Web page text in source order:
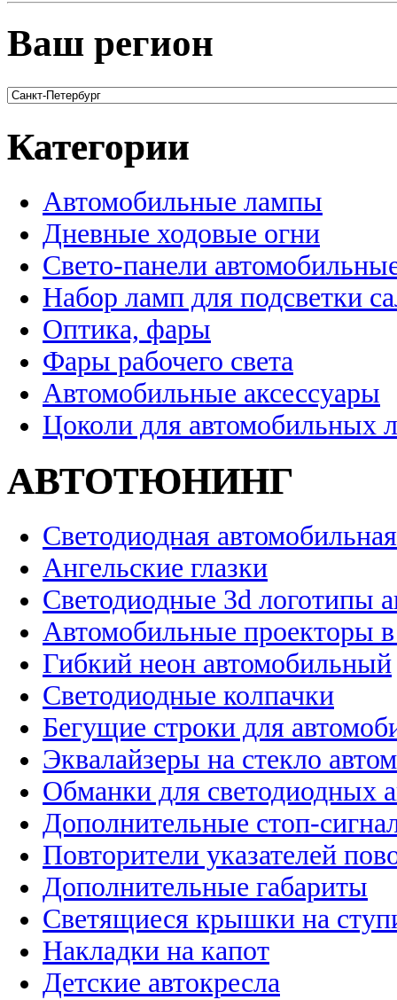
Ваш регион
Категории
Автомобильные лампы
Дневные ходовые огни
Свето-панели
Набор ламп для подсветки
Оптика, фары
Фары рабочего света
Автомобильные аксессуары
Цоколи для автомобильных
АВТОТЮНИНГ
Светодиодная
Ангельские глазки
Светодиодные 3d логотипы
Автомобильные проекторы
Гибкий неон автомобильный
Светодиодные колпачки
Бегущие строки для
Эквалайзеры на стекло
Обманки для светодиодных
Дополнительные стоп-
Повторители указателей
Дополнительные габариты
Светящиеся крышки на
Накладки на капот
Детские автокресла